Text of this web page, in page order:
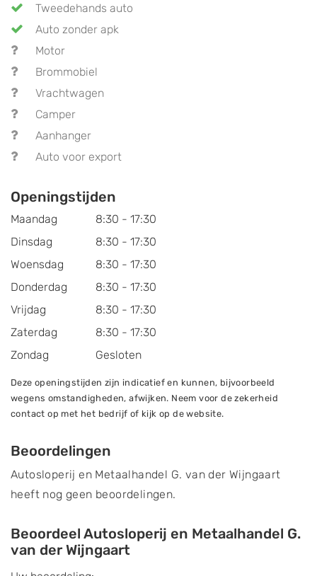
Tweedehands auto
Auto zonder apk
Motor
Brommobiel
Vrachtwagen
Camper
Aanhanger
Auto voor export
Openingstijden
Maandag
8:30 - 17:30
Dinsdag
8:30 - 17:30
Woensdag
8:30 - 17:30
Donderdag
8:30 - 17:30
Vrijdag
8:30 - 17:30
Zaterdag
8:30 - 17:30
Zondag
Gesloten
Deze openingstijden zijn indicatief en kunnen, bijvoorbeeld
wegens omstandigheden, afwijken. Neem voor de zekerheid
contact op met het bedrijf of kijk op de website.
Beoordelingen
Autosloperij en Metaalhandel G. van der Wijngaart
heeft nog geen beoordelingen.
Beoordeel Autosloperij en Metaalhandel G.
van der Wijngaart